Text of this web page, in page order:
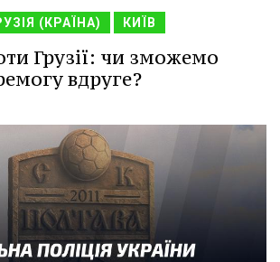
(КРАЇНА) КИЇВ
Грузії: чи зможемо
вдруге?